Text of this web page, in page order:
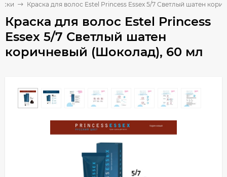
Краска для волос Estel Princess Essex 5/7 Светлый шатен
Краска для волос Estel Princess
Essex 5/7 Светлый шатен
коричневый (Шоколад), 60 мл